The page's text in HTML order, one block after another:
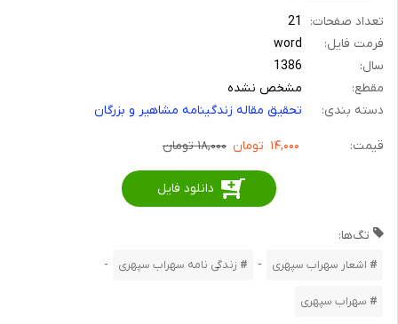
تعداد صفحات:
21
فرمت فایل:
word
سال:
1386
مقطع:
مشخص نشده
دسته بندی:
تحقیق مقاله زندگینامه مشاهیر و بزرگان
قیمت: ۱۴,۰۰۰ تومان ۱۸,۰۰۰ تومان
دانلود فایل
تگ‌ها:
اشعار سهراب سپهری - زندگی نامه سهراب سپهری -
سهراب سپهری